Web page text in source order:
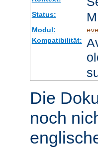
Status:
Modul:
Kompatibilität:
Die
noch